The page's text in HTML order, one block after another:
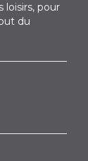
loisirs, pour
du